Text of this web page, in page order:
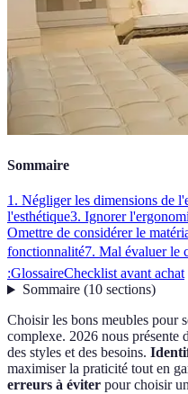
Sommaire
1. Négliger les dimensions de
l'esthétique3. Ignorer
Omettre de considérer le
fonctionnalité7. Mal évaluer le
:GlossaireChecklist avant achat
Sommaire(10 sections)
Choisir les bons meubles pour
complexe. 2026 nous présente
des styles et des besoins.
maximiser la praticité tout en
erreurs à éviter pour choisir